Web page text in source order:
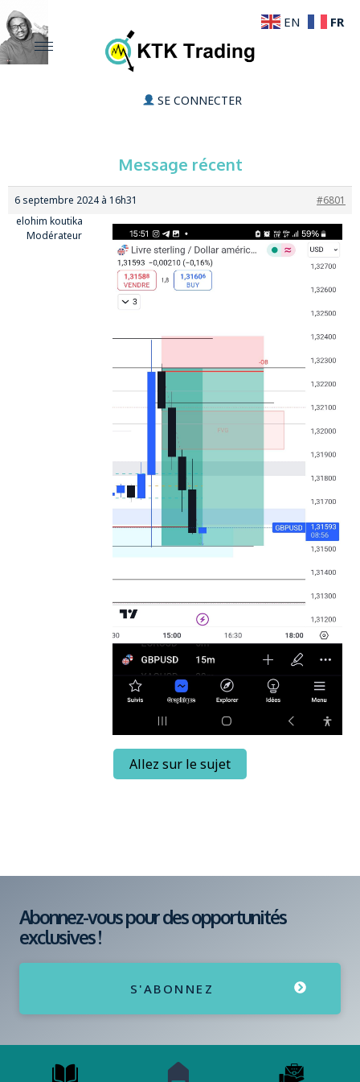
SE CONNECTER
Message récent
6 septembre 2024 à 16h31
#6801
elohim koutika
Modérateur
Allez sur le sujet
Abonnez-vous pour des opportunités
exclusives !
S'ABONNEZ
EN FR